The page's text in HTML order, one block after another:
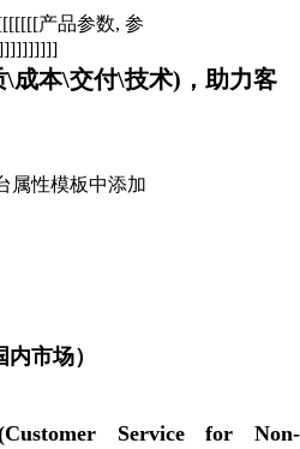
产品参数, 参
本\交付\技术)，助力客
属性模板中添加
系人-国内市场）
Service for Non-